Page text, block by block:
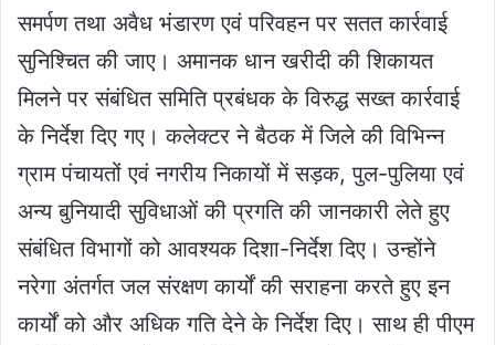
समर्पण तथा अवैध भंडारण एवं परिवहन पर सतत कार्रवाई
सुनिश्चित की जाए। अमानक धान खरीदी की शिकायत
मिलने पर संबंधित समिति प्रबंधक के विरुद्ध सख्त कार्रवाई
के निर्देश दिए गए। कलेक्टर ने बैठक में जिले की विभिन्न
ग्राम पंचायतों एवं नगरीय निकायों में सड़क, पुल-पुलिया एवं
अन्य बुनियादी सुविधाओं की प्रगति की जानकारी लेते हुए
संबंधित विभागों को आवश्यक दिशा-निर्देश दिए। उन्होंने
नरेगा अंतर्गत जल संरक्षण कार्यों की सराहना करते हुए इन
कार्यों को और अधिक गति देने के निर्देश दिए। साथ ही पीएम